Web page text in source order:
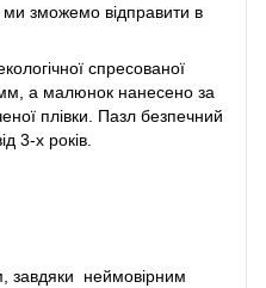
ми зможемо відправити в
спресованої
а малюнок нанесено за
плівки. Пазл безпечний
3-х років.
завдяки неймовірним